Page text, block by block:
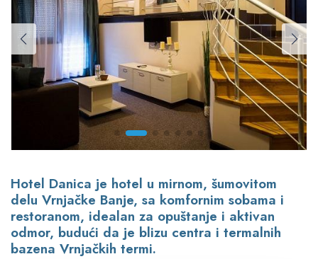
Hotel Danica je hotel u mirnom, šumovitom
delu Vrnjačke Banje, sa komfornim sobama i
restoranom, idealan za opuštanje i aktivan
odmor, budući da je blizu centra i termalnih
bazena Vrnjačkih termi.